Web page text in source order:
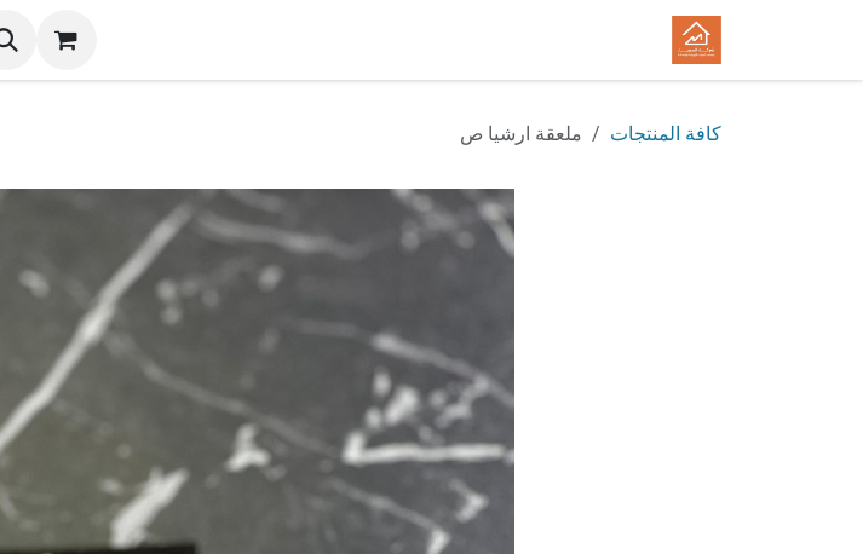
تخطي للذهاب إلى المحتوى
كافة المنتجات ملعقة ارشيا ص